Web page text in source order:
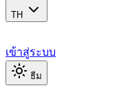
TH
เข้าสู่ระบบ
ธีม